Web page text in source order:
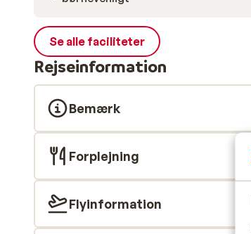
Se alle faciliteter
Rejseinformation
Bemærk
Forplejning
Flyinformation